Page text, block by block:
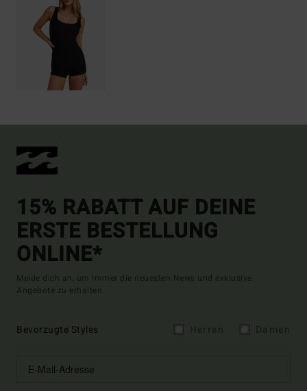
15% RABATT AUF DEINE
ERSTE BESTELLUNG
ONLINE*
Melde dich an, um immer die neuesten News und exklusive
Angebote zu erhalten.
Bevorzugte Styles